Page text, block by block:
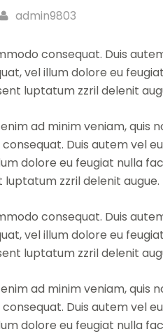
admin9803
consequat. Duis
vel illum dolore eu
luptatum zzril delenit
ad minim veniam,
Duis autem vel
dolore eu feugiat nulla
zzril delenit augue.
consequat. Duis
vel illum dolore eu
luptatum zzril delenit
ad minim veniam,
Duis autem vel
dolore eu feugiat nulla